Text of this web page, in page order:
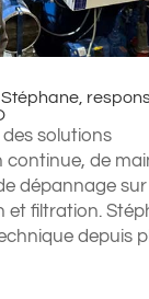
solutions
continue, de
dépannage sur
et filtration.
depuis